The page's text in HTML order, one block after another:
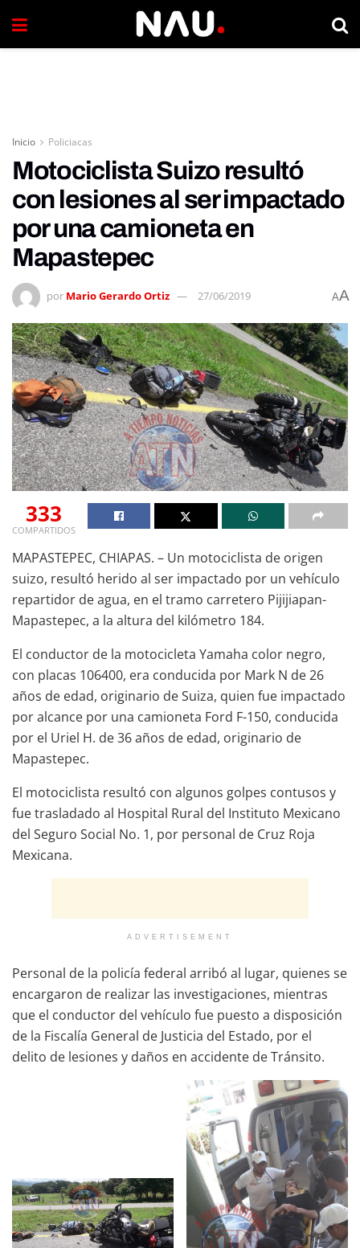
Inicio Policiacas
Motociclista Suizo resultó
con lesiones al ser impactado
por una camioneta en
Mapastepec
por Mario Gerardo Ortiz 27/06/2019 AA
333
COMPARTIDOS
MAPASTEPEC, CHIAPAS. – Un motociclista de origen
suizo, resultó herido al ser impactado por un vehículo
repartidor de agua, en el tramo carretero Pijijiapan-
Mapastepec, a la altura del kilómetro 184.
El conductor de la motocicleta Yamaha color negro,
con placas 106400, era conducida por Mark N de 26
años de edad, originario de Suiza, quien fue impactado
por alcance por una camioneta Ford F-150, conducida
por el Uriel H. de 36 años de edad, originario de
Mapastepec.
El motociclista resultó con algunos golpes contusos y
fue trasladado al Hospital Rural del Instituto Mexicano
del Seguro Social No. 1, por personal de Cruz Roja
Mexicana.
ADVERTISEMENT
Personal de la policía federal arribó al lugar, quienes se
encargaron de realizar las investigaciones, mientras
que el conductor del vehículo fue puesto a disposición
de la Fiscalía General de Justicia del Estado, por el
delito de lesiones y daños en accidente de Tránsito.